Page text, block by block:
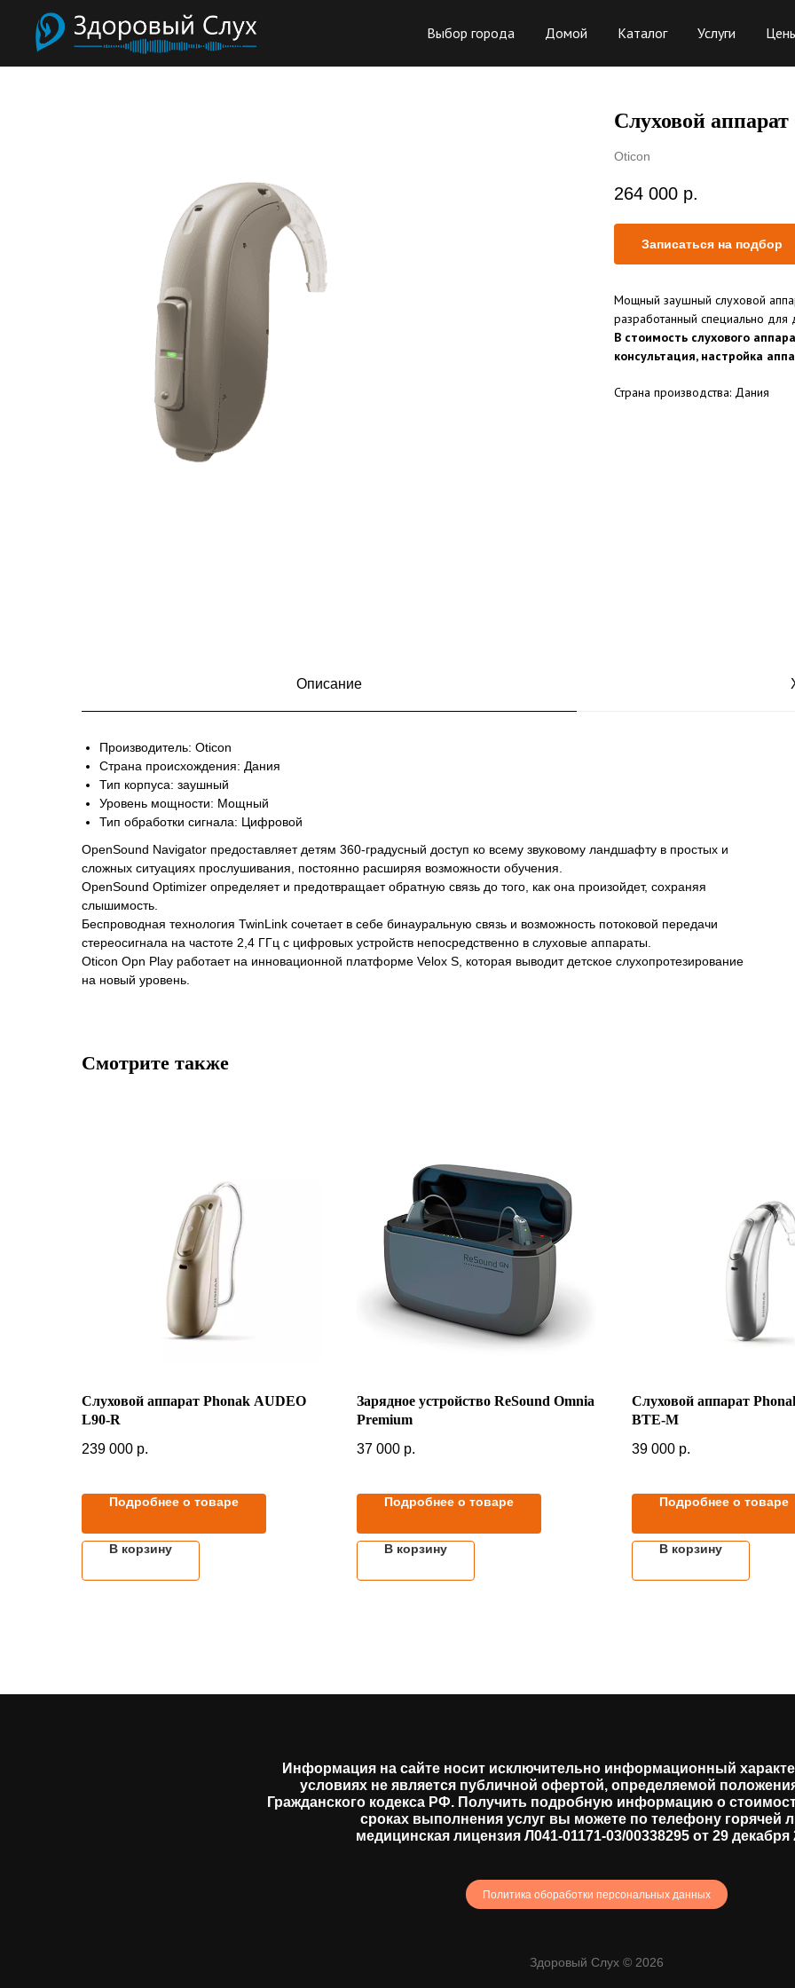
Выбор города Домой Каталог Услуги
Слуховой
Oticon
264 000 р.
Записаться на подбор
Мощный заушный слуховой
разработанный специально для
В стоимость слухового
консультация, настройка
Страна производства: Дания
Описание
Производитель: Oticon
Страна происхождения: Дания
Тип корпуса: заушный
Уровень мощности: Мощный
Тип обработки сигнала: Цифровой
OpenSound Navigator предоставляет детям 360-градусный доступ ко всему звуковому ландшафту в простых и
сложных ситуациях прослушивания, постоянно расширяя возможности обучения.
OpenSound Optimizer определяет и предотвращает обратную связь до того, как она произойдет, сохраняя
слышимость.
Беспроводная технология TwinLink сочетает в себе бинауральную связь и возможность потоковой передачи
стереосигнала на частоте 2,4 ГГц с цифровых устройств непосредственно в слуховые аппараты.
Oticon Opn Play работает на инновационной платформе Velox S, которая выводит детское слухопротезирование
на новый уровень.
Смотрите также
Слуховой аппарат Phonak AUDEO
L90-R
239 000 р.
Подробнее о товаре
В корзину
Зарядное устройство ReSound Omnia
Premium
37 000 р.
Подробнее о товаре
В корзину
Слуховой аппарат
BTE-M
39 000 р.
Подробнее о товаре
В корзину
Информация на сайте носит исключительно информационный
условиях не является публичной офертой, определяемой
Гражданского кодекса РФ. Получить подробную информацию о
сроках выполнения услуг вы можете по телефону горячей
медицинская лицензия Л041-01171-03/00338295 от 29 декабря
Политика обоработки персональных данных
Здоровый Слух © 2026